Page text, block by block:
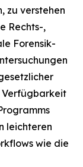
zu verstehen
Rechts-,
Forensik-
Verfügbarkeit
leichteren
wie die